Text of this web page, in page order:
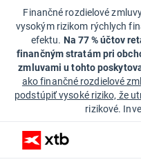
Finančné rozdielové
vysokým rizikom rýchlych
efektu. Na 77 % účtov
finančným stratám pri
zmluvami u tohto
ako finančné rozdielové
podstúpiť vysoké riziko, že
rizikové.